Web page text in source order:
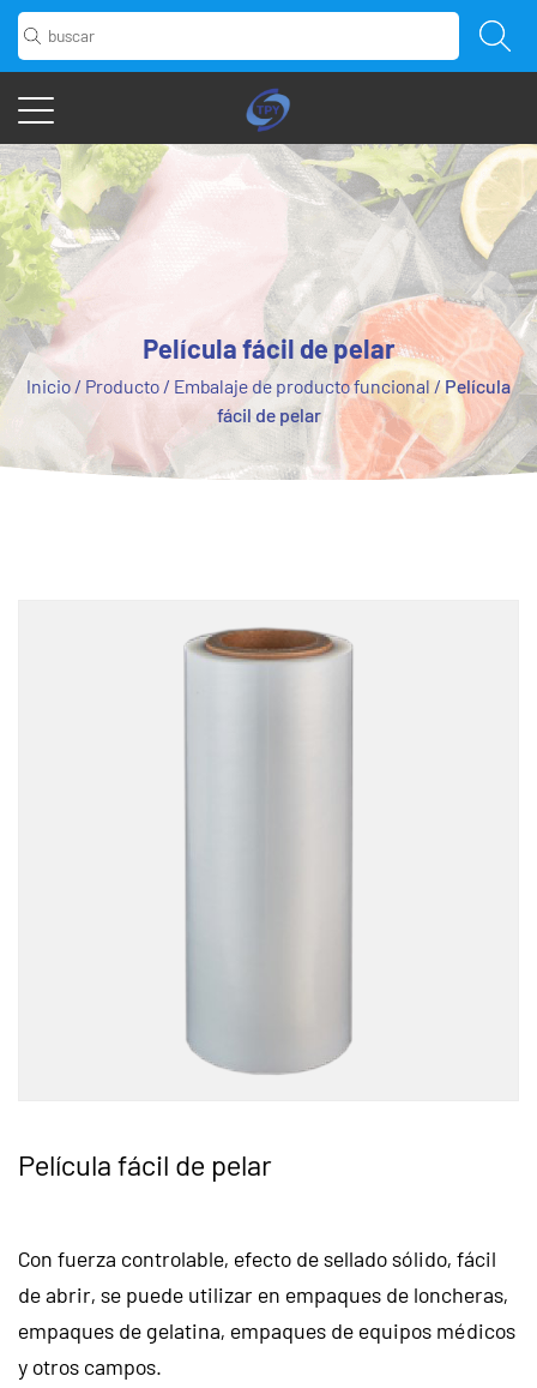
Película fácil de pelar
Inicio / Producto / Embalaje de producto funcional/Película
fácil de pelar
Película fácil de pelar
Con fuerza controlable, efecto de sellado sólido, fácil
de abrir, se puede utilizar en empaques de loncheras,
empaques de gelatina, empaques de equipos médicos
y otros campos.